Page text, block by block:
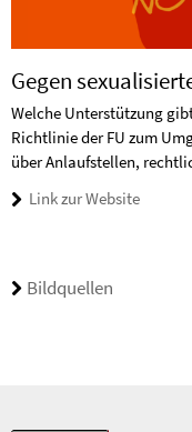
Gegen
Welche Unterstützung
Richtlinie der FU zum
über Anlaufstellen,
Link zur Website
Bildquellen